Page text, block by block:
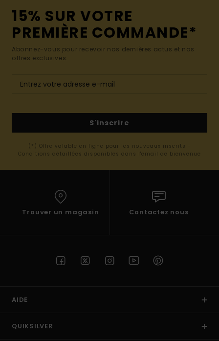
15% SUR VOTRE
PREMIÈRE COMMANDE*
Abonnez-vous pour recevoir nos dernières actus et nos
offres exclusives.
S'inscrire
(*) Offre valable en ligne pour les nouveaux inscrits -
Conditions détaillées disponibles dans l'email de bienvenue
Trouver un magasin Contactez nous
AIDE
QUIKSILVER